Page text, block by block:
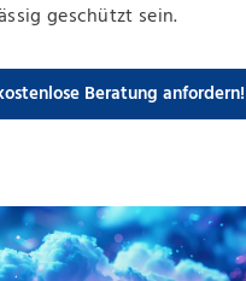
geschützt sein.
Beratung anfordern!